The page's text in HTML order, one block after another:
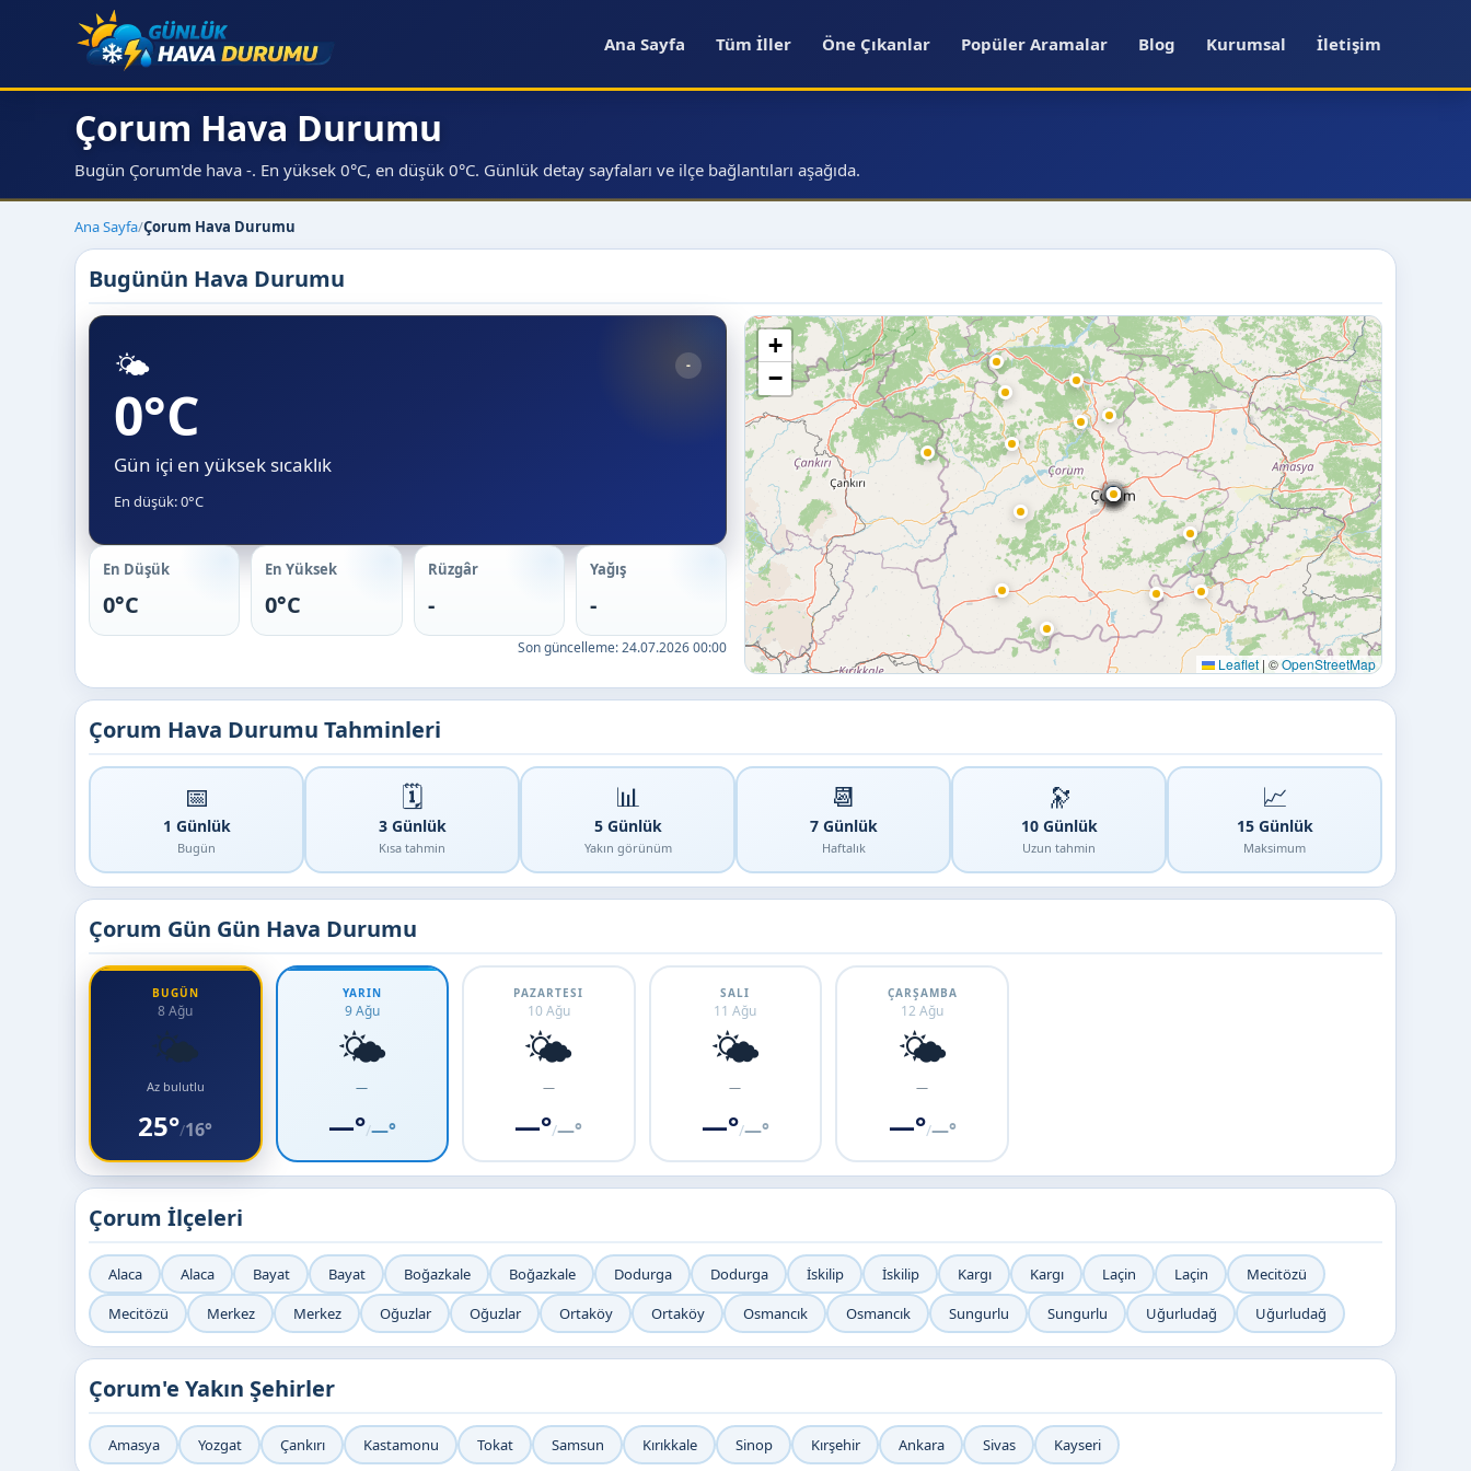
Ana Sayfa Tüm İller Öne Çıkanlar Popüler Aramalar Blog Kurumsal İletişim
Çorum Hava Durumu
Bugün Çorum'de hava -. En yüksek 0°C, en düşük 0°C. Günlük detay sayfaları ve ilçe bağlantıları aşağıda.
Ana Sayfa/Çorum Hava Durumu
Bugünün Hava Durumu
🌤️ -
0°C
Gün içi en yüksek sıcaklık
En düşük: 0°C
En Düşük
0°C
En Yüksek
0°C
Rüzgâr
-
Yağış
-
Son güncelleme:24.07.2026 00:00
+
−
Leaflet | ©OpenStreetMap
Çorum Hava Durumu Tahminleri
📅
1 Günlük
Bugün
🗓️
3 Günlük
Kısa tahmin
📊
5 Günlük
Yakın görünüm
📆
7 Günlük
Haftalık
🔭
10 Günlük
Uzun tahmin
📈
15 Günlük
Maksimum
Çorum Gün Gün Hava Durumu
BUGÜN
8 Ağu
🌤️
Az bulutlu
25°/16°
YARIN
9 Ağu
🌤️
—
—°/—°
PAZARTESI
10 Ağu
🌤️
—
—°/—°
SALI
11 Ağu
🌤️
—
—°/—°
ÇARŞAMBA
12 Ağu
🌤️
—
—°/—°
Çorum İlçeleri
Alaca Alaca Bayat Bayat Boğazkale Boğazkale Dodurga Dodurga İskilip İskilip Kargı Kargı Laçin Laçin
Mecitözü
Mecitözü
Merkez Merkez Oğuzlar Oğuzlar Ortaköy Ortaköy Osmancık Osmancık Sungurlu Sungurlu Uğurludağ Uğurludağ
Çorum'e Yakın Şehirler
Amasya Yozgat Çankırı Kastamonu Tokat Samsun Kırıkkale Sinop Kırşehir Ankara Sivas Kayseri